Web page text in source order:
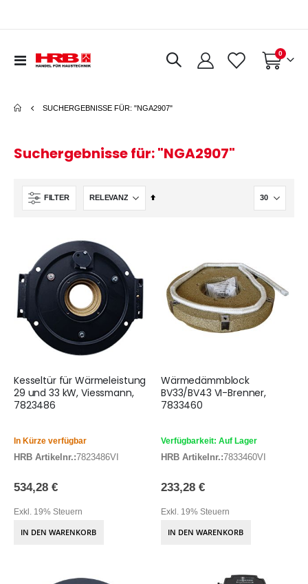
Navigation
Warenkorb
0Artikel
SUCHERGEBNISSE FÜR: "NGA2907"
Suchergebnisse für: "NGA2907"
FILTER
In
Kesseltür für Wärmeleistung
29 und 33 kW, Viessmann,
7823486
In Kürze verfügbar
HRB Artikelnr.:7823486VI
534,28 €
Exkl. 19% Steuern
IN DEN WARENKORB
Wärmedämmblock
BV33/BV43 VI-Brenner,
7833460
Verfügbarkeit: Auf Lager
HRB Artikelnr.:7833460VI
233,28 €
Exkl. 19% Steuern
IN DEN WARENKORB